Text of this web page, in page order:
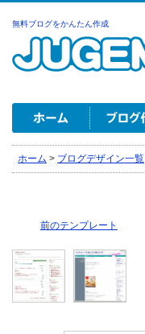
無料ブログをかんたん作成
ホーム > ブログデザイン一覧
前のテンプレート